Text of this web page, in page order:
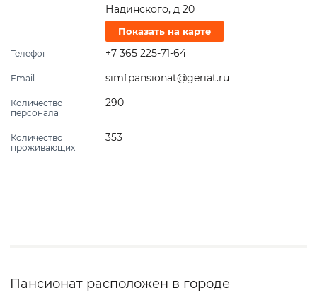
Надинского, д 20
Показать на карте
Телефон +7 365 225-71-64
Email simfpansionat@geriat.ru
Количество
персонала
290
Количество
проживающих
353
Пансионат расположен в городе